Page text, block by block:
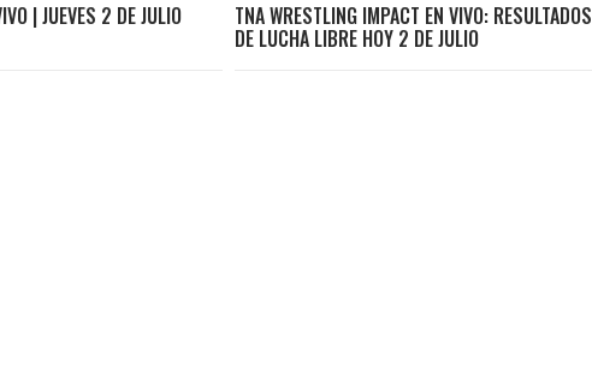
| JUEVES 2 DE JULIO TNA WRESTLING IMPACT EN VIVO: RESULTADOS
DE LUCHA LIBRE HOY 2 DE JULIO